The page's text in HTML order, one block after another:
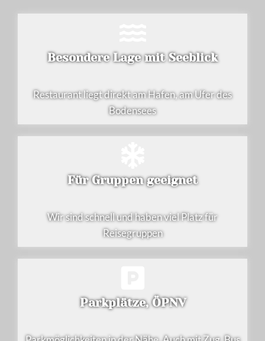
Besondere Lage mit Seeblick
Restaurant liegt direkt am Hafen, am Ufer des
Bodensees
Für Gruppen geeignet
Wir sind schnell und haben viel Platz für
Reisegruppen
Parkplätze, ÖPNV